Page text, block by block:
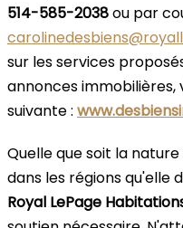
514-585-2038ou par
sur les services
annonces immobilières,
suivante :
Quelle que soit la
dans les régions qu'elle
Royal LePage